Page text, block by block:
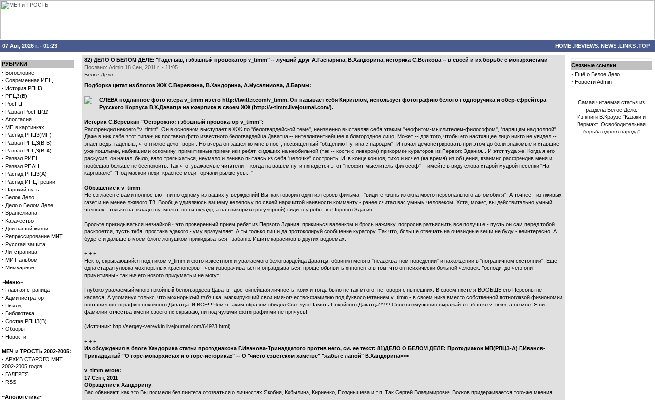
07 Авг, 2026 г. - 01:23 HOME::REVIEWS::NEWS::LINKS::TOP
РУБРИКИ
· Богословие
· Современная ИПЦ
· История РПЦЗ
· РПЦЗ(В)
· РосПЦ
· Развал РосПЦ(Д)
· Апостасия
· МП в картинках
· Распад РПЦЗ(МП)
· Развал РПЦЗ(В-В)
· Развал РПЦЗ(В-А)
· Развал РИПЦ
· Развал РПАЦ
· Распад РПЦЗ(А)
· Распад ИПЦ Греции
· Царский путь
· Белое Дело
· Дело о Белом Деле
· Врангелиана
· Казачество
· Дни нашей жизни
· Репрессирование МИТ
· Русская защита
· Литстраница
· МИТ-альбом
· Мемуарное
~Меню~
· Главная страница
· Администратор
· Выход
· Библиотека
· Состав РПЦЗ(В)
· Обзоры
· Новости
МЕЧ и ТРОСТЬ 2002-2005:
· АРХИВ СТАРОГО МИТ
2002-2005 годов
· ГАЛЕРЕЯ
· RSS
~Апологетика~
82) ДЕЛО О БЕЛОМ ДЕЛЕ: "Гаденыш, гэбэшный провокатор v_timm" -- лучший друг А.Гаспаряна, В.Хандорина, историка С.Волкова -- в своей и их борьбе с монархистами
Послано: Admin 18 Сен, 2011 г. - 11:05
Белое Дело
Подборка цитат из блогов ЖЖ С.Веревкина, В.Хандорина, А.Мусалимова, Д.Бармы:
СЛЕВА подлинное фото юзера v_timm из его http://twitter.com/v_timm. Он называет себя Кириллом, использует фотографию белого подпоручика и обер-ефрейтора
Русского Корпуса В.Х.Даватца на юзерпике в своем ЖЖ (http://v-timm.livejournal.com/).
Историк С.Веревкин "Осторожно: гэбэшный провокатор v_timm":
Расфрендил некоего "v_timm". Он в основном выступает в ЖЖ по "белогвардейской теме", неизменно выставляя себя этаким "неофитом-мыслителем-философом", "парящим над толпой".
Даже в ник себе этот типанчик поставил фото известного белогвардейца Даватца -- интеллигентнейшее и благородное лицо. Может -- для того, чтобы его настоящее лицо никто не увидел --
знает ведь, гаденыш, что гнилое дело творит. Но вчера он зашел ко мне в пост, посвященный "общению Путина с народом". И начал демонстрировать при этом до боли знакомые и ставшие
уже пошлыми, набившими оскомину, примитивные приемчики ребят, сидящих на необильной (так -- кости с ливером) прикормке кураторов из Первого Здания... И этот туда же. Когда я его
раскусил, он начал, было, вяло трепыхаться, неумело и лениво пытаясь из себя "целочку" состроить. И, в конце концов, тихо и исчез (на время) из общения, взаимно расфрендив меня и
пообещав больше не беспокоить. Так что, уважаемые читатели -- когда на вашем пути попадется этот "неофит-мыслитель-философ" -- имейте в виду слова старой мудрой песенки "На
карнавале": "Под маской леди краснее меди торчали рыжие усы..."
Обращение к v_timm:
Не согласен с вами полностью - ни по одному из ваших утверждений! Вы, как говорил один из героев фильма - "видите жизнь из окна моего персонального автомобиля". А точнее - из лживых
газет и не менее лживого ТВ. Вообще удивляюсь вашему нелепому по своей нарочитой наивности комменту - ранее считал вас умным человеком. Хотя, может, вы действительно умный
человек - только на окладе (ну, может, не на окладе, а на прикормке регулярной) сидите у ребят из Первого Здания.
Бросьте прикидываться незнайкой - это проверенный прием ребят из Первого Здания: прикинься валенком и брось наживку, попросив разъяснить все получше - пусть он сам перед тобой
раскроется, пусть тебя, простака эдакого - уму вразумляет. А ты только пиши да протоколируй сообщение куратору. Так что, больше отвечать на очевидные вещи не буду - неинтересно. А
будете и дальше в моем блоге лопушком прикидываться - забаню. Ищите карасиков в других водоемах...
+ + +
Некто, скрывающийся под ником v_timm и фото известного и уважаемого белогвардейца Даватца, обвинил меня в "неадекватном поведении" и нахождении в "пограничном состоянии". Еще
одна старая уловка мохнорылых красноперов - чем изворачиваться и оправдываться, проще объявить оппонента в том, что он психически больной человек. Господи, до чего они
примитивны - так ничего нового придумать и не могут!
Глубоко уважаемый мною покойный белогвардеец Даватц - достойнейшая личность, коих и тогда было не так много, не говоря о нынешних. В своем посте я ВООБЩЕ его Персоны не
касался. А упомянул только, что мохнорылый гэбэшка, маскирующий свои имя-отчество-фамилию под буквосочетанием v_timm - в своем нике вместо собственной потноглазой физиономии
поставил фотографию покойного Даватца. И ВСЁ!!! Чем я таким образом обидел Светлую Память Покойного Даватца???? Свое возмущение выражайте гэбэшке v_timm, а не мне. Я ни
фамилии-отчества-имени своего не скрываю, ни под чужими фотографиями не прячусь!!!
(Источник: http://sergey-verevkin.livejournal.com/64923.html)
+ + +
Из обсуждения в блоге Хандорина статьи протодиакона Г.Иванова-Тринадцатого против него, см. ее текст: 81)ДЕЛО О БЕЛОМ ДЕЛЕ: Протодиакон МП(РПЦЗ-А) Г.Иванов-
Тринадцатый "О горе-монархистах и о горе-историках" -- О "чисто советском хамстве" "жабы с лапой" В.Хандорина>>>
v_timm wrote:
17 Сент, 2011
Обращение к Хандорину:
Вас обвиняют, как это Вы посмели без пиитета отозваться о личностях Якобия, Кобылина, Кириенко, Позднышева и т.п. Так Сергей Владимирович Волков придерживается того-же мнения.
Связные ссылки
· Ещё о Белое Дело
· Новости Admin
Самая читаемая статья из
раздела Белое Дело:
Из книги В.Краузе "Казаки и
Вермахт. Освободительная
борьба одного народа"